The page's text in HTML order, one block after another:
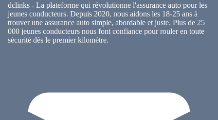
dclinks - La plateforme qui révolutionne l'assurance auto pour les
jeunes conducteurs. Depuis 2020, nous aidons les 18-25 ans à
trouver une assurance auto simple, abordable et juste. Plus de 25
000 jeunes conducteurs nous font confiance pour rouler en toute
sécurité dès le premier kilomètre.